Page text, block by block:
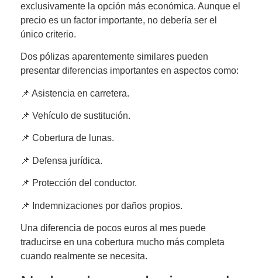
exclusivamente la opción más económica. Aunque el
precio es un factor importante, no debería ser el
único criterio.
Dos pólizas aparentemente similares pueden
presentar diferencias importantes en aspectos como:
📌 Asistencia en carretera.
📌 Vehículo de sustitución.
📌 Cobertura de lunas.
📌 Defensa jurídica.
📌 Protección del conductor.
📌 Indemnizaciones por daños propios.
Una diferencia de pocos euros al mes puede
traducirse en una cobertura mucho más completa
cuando realmente se necesita.